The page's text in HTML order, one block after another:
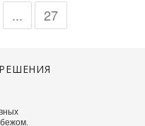
... 27
РЕШЕНИЯ